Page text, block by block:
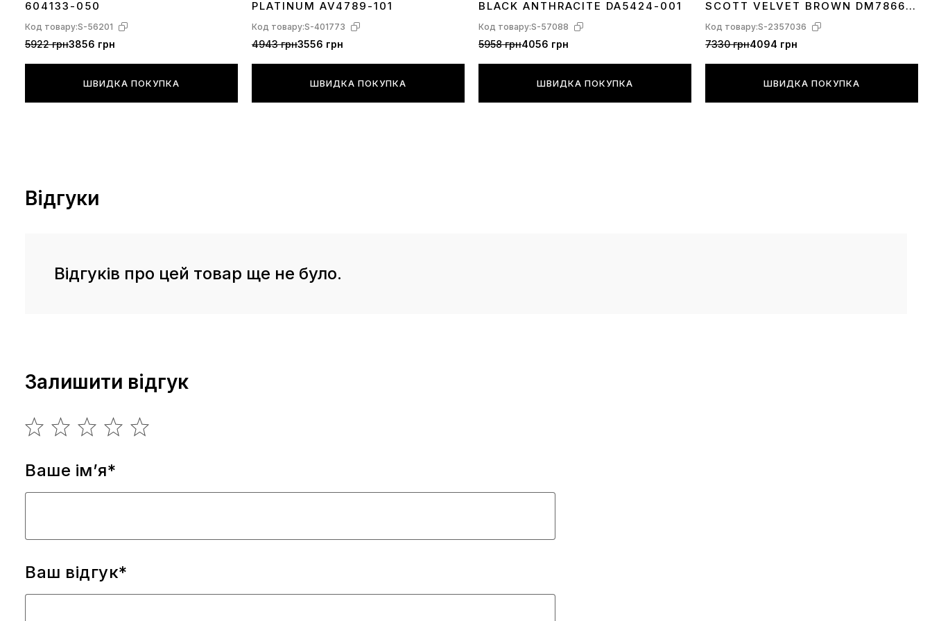
604133-050
Код товару:S-56201
5922 грн3856 грн
ШВИДКА ПОКУПКА
PLATINUM AV4789-101
Код товару:S-401773
4943 грн3556 грн
ШВИДКА ПОКУПКА
BLACK ANTHRACITE DA5424-001
Код товару:S-57088
5958 грн4056 грн
ШВИДКА ПОКУПКА
SCOTT VELVET BROWN DM7866-
Код товару:S-2357036
7330 грн4094 грн
ШВИДКА ПОКУПКА
Відгуки
Відгуків про цей товар ще не було.
Залишити відгук
Ваше ім’я*
Ваш відгук*